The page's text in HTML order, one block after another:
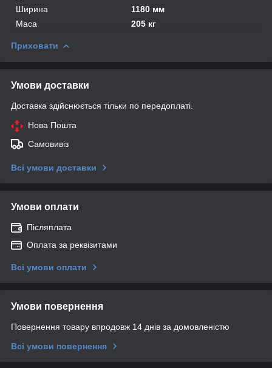
Ширина
1180 мм
Маса
205 кг
Приховати
Умови доставки
Доставка здійснюється тільки по передоплаті.
Нова Пошта
Самовивіз
Всі умови доставки
Умови оплати
Післяплата
Оплата за реквізитами
Всі умови оплати
Умови повернення
Повернення товару впродовж 14 днів за домовленістю
Всі умови повернення